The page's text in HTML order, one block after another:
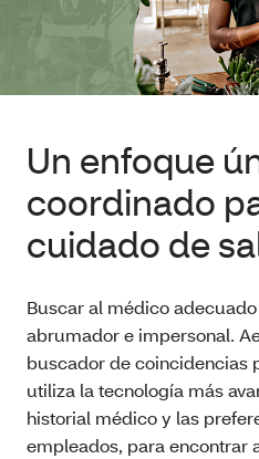
Un enfoque
coordinado
cuidado de
Buscar al médico
abrumador e impersonal.
buscador de coincidencias
utiliza la tecnología más
historial médico y las
empleados, para encontrar